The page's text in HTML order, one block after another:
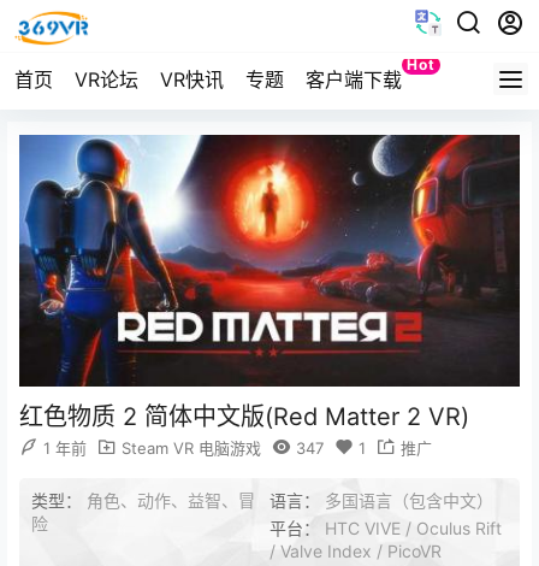
首页 VR论坛 VR快讯 专题 客户端下载
Hot
Quest
红色物质 2 简体中文版(Red Matter 2 VR)
1 年前 Steam VR 电脑游戏 347 1 推广
类型： 角色、动作、益智、冒
险
语言： 多国语言（包含中文）
平台： HTC VIVE / Oculus Rift
/ Valve Index / PicoVR